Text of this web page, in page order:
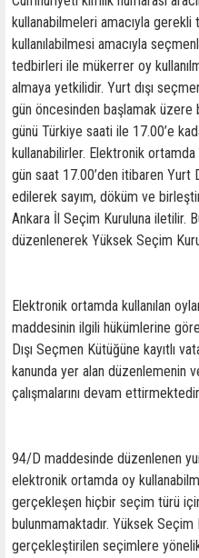
kullanabilmeleri amacıyla gerekli
kullanılabilmesi amacıyla
tedbirleri ile mükerrer oy
almaya yetkilidir. Yurt dışı
gün öncesinden başlamak
günü Türkiye saati ile 17.00’e
kullanabilirler. Elektronik ortamda
gün saat 17.00’den itibaren Yurt
edilerek sayım, döküm ve
Ankara İl Seçim Kuruluna iletilir.
düzenlenerek Yüksek Seçim
Elektronik ortamda kullanılan
maddesinin ilgili hükümlerine
Dışı Seçmen Kütüğüne kayıtlı
kanunda yer alan düzenlemenin
çalışmalarını devam
94/D maddesinde düzenlenen
elektronik ortamda oy
gerçekleşen hiçbir seçim türü
bulunmamaktadır. Yüksek
gerçekleştirilen seçimlere